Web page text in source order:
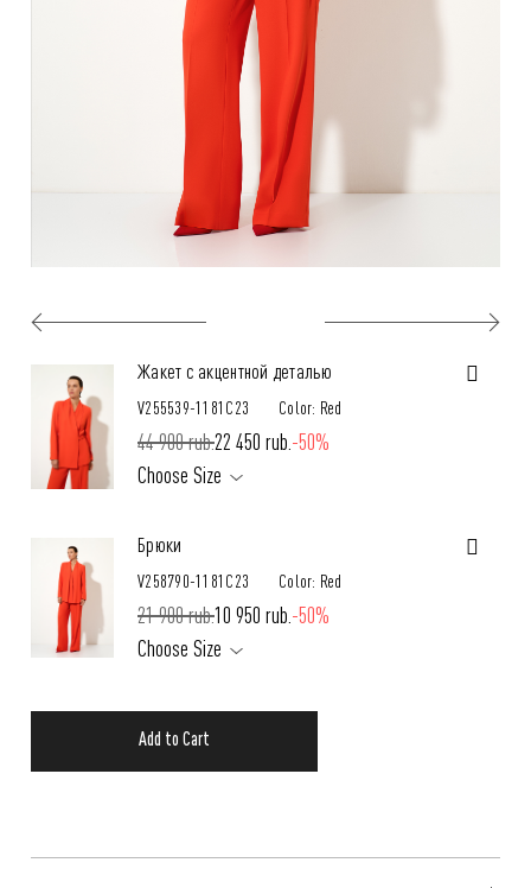
Жакет с акцентной деталью
V255539-1181C23 Color: Red
44 900 rub.22 450 rub. -50%
Choose Size
Брюки
V258790-1181C23 Color: Red
21 900 rub.10 950 rub. -50%
Choose Size
Add to Cart